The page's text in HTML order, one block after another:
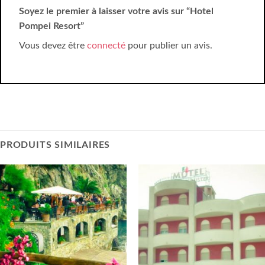
Soyez le premier à laisser votre avis sur “Hotel
Pompei Resort”
Vous devez être connecté pour publier un avis.
PRODUITS SIMILAIRES